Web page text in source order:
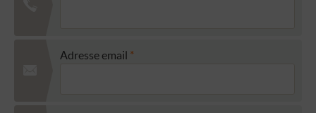
Adresse email